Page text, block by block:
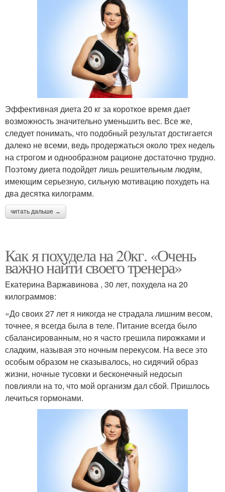
Эффективная диета 20 кг за короткое время дает
возможность значительно уменьшить вес. Все же,
следует понимать, что подобный результат достигается
далеко не всеми, ведь продержаться около трех недель
на строгом и однообразном рационе достаточно трудно.
Поэтому диета подойдет лишь решительным людям,
имеющим серьезную, сильную мотивацию похудеть на
два десятка килограмм.
читать дальше →
Как я похудела на 20кг. «Очень
важно найти своего тренера»
Екатерина Варжавинова , 30 лет, похудела на 20
килограммов:
«До своих 27 лет я никогда не страдала лишним весом,
точнее, я всегда была в теле. Питание всегда было
сбалансированным, но я часто грешила пирожками и
сладким, называя это ночным перекусом. На весе это
особым образом не сказывалось, но сидячий образ
жизни, ночные тусовки и бесконечный недосып
повлияли на то, что мой организм дал сбой. Пришлось
лечиться гормонами.